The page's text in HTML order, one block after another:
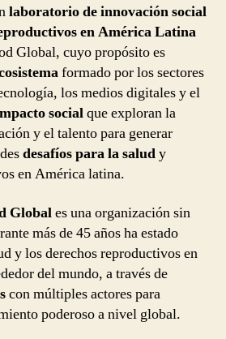
laboratorio de innovación social
en América Latina
Global, cuyo propósito es
formado por los sectores
los medios digitales y el
socialque exploran la
y el talento para generar
desafíos para la saludy
en América latina.
Globales una organización sin
más de 45 años ha estado
y los derechos reproductivos en
del mundo, a través de
con múltiples actores para
poderoso a nivel global.